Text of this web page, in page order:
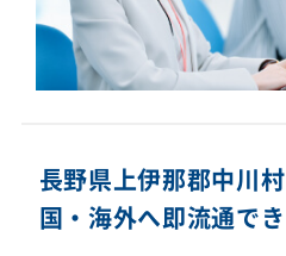
長野県上伊那郡中川
国・海外へ即流通で